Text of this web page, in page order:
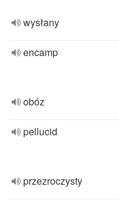
wysłany
encamp
obóz
pellucid
przezroczysty